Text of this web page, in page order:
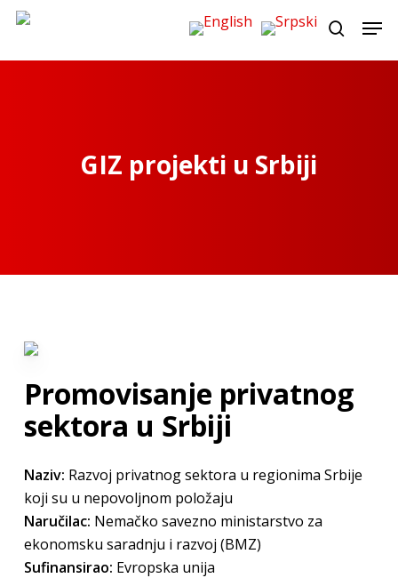
Skip
main
search
GIZ projekti u Srbiji
Promovisanje privatnog
sektora u Srbiji
Naziv: Razvoj privatnog sektora u regionima Srbije
koji su u nepovoljnom položaju
Naručilac: Nemačko savezno ministarstvo za
ekonomsku saradnju i razvoj (BMZ)
Sufinansirao: Evropska unija